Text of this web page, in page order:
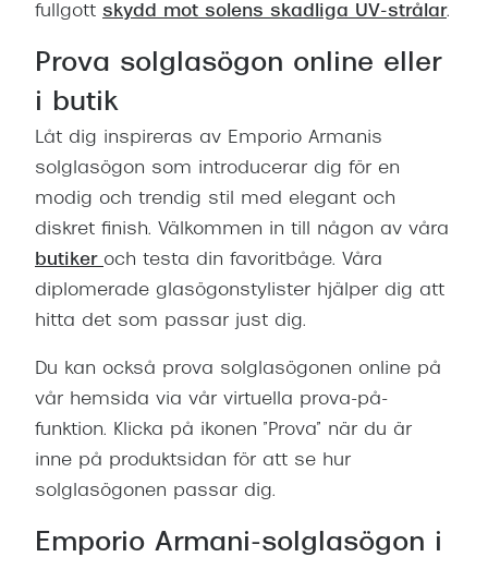
fullgott skydd mot solens skadliga UV-strålar.
Prova solglasögon online eller
i butik
Låt dig inspireras av Emporio Armanis
solglasögon som introducerar dig för en
modig och trendig stil med elegant och
diskret finish. Välkommen in till någon av våra
butiker och testa din favoritbåge. Våra
diplomerade glasögonstylister hjälper dig att
hitta det som passar just dig.
Du kan också prova solglasögonen online på
vår hemsida via vår virtuella prova-på-
funktion. Klicka på ikonen ”Prova” när du är
inne på produktsidan för att se hur
solglasögonen passar dig.
Emporio Armani-solglasögon i